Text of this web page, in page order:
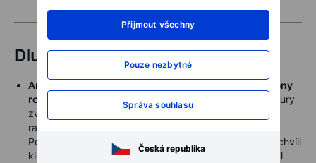
Přijmout všechny
Pouze nezbytné
Správa souhlasu
Česká republika
Dluhopisy
Americké státní dluhopisy ve středu posílily, když ceny
ropy prudce spadly,referenční 10letý výnos US Treasury
zvrátil předchozí růst a klesl o osm bazických bodů, v
ranním čtvrtečním obchodování se dostal pod 4,60 %.
Podobný obrat nastal u 2letého výnosu, který v jednu chvíli
klesl až o 11 bazických bodů, než se o šest bodů zvedl